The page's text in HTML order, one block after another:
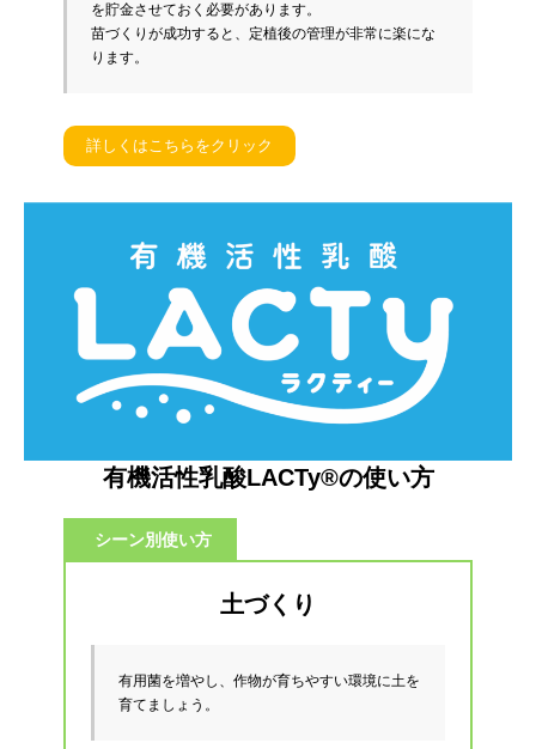
を貯金させておく必要があります。
苗づくりが成功すると、定植後の管理が非常に楽にな
ります。
詳しくはこちらをクリック
有機活性乳酸LACTy®の使い方
シーン別使い方
土づくり
有用菌を増やし、作物が育ちやすい環境に土を
育てましょう。